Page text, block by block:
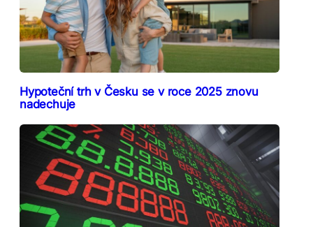
Hypoteční trh v Česku se v roce 2025 znovu
nadechuje